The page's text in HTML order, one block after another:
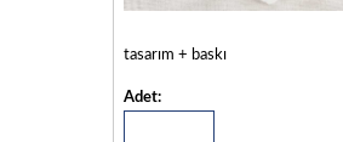
tasarım + baskı
Adet: